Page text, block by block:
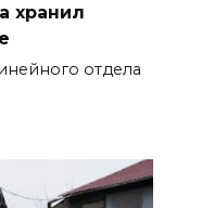
по
призвала
хранил
отдела